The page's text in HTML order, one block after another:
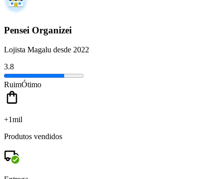
Pensei Organizei
Lojista Magalu desde 2022
3.8
RuimÓtimo
+1mil
Produtos vendidos